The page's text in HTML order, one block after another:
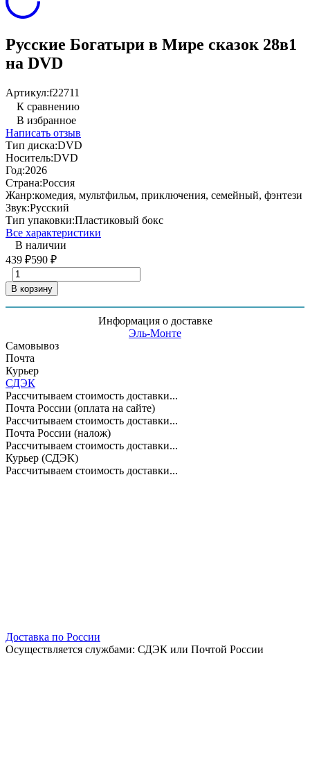
Русские Богатыри в Мире сказок 28в1
на DVD
Артикул:f22711
К сравнению
В избранное
Написать отзыв
Тип диска:DVD
Носитель:DVD
Год:2026
Страна:Россия
Жанр:комедия, мультфильм, приключения, семейный, фэнтези
Звук:Русский
Тип упаковки:Пластиковый бокс
Все характеристики
В наличии
439 ₽590 ₽
В корзину
Информация о доставке
Эль-Монте
Самовывоз
Почта
Курьер
СДЭК
Рассчитываем стоимость доставки...
Почта России (оплата на сайте)
Рассчитываем стоимость доставки...
Почта России (налож)
Рассчитываем стоимость доставки...
Курьер (СДЭК)
Рассчитываем стоимость доставки...
Доставка по России
Осуществляется службами: СДЭК или Почтой России